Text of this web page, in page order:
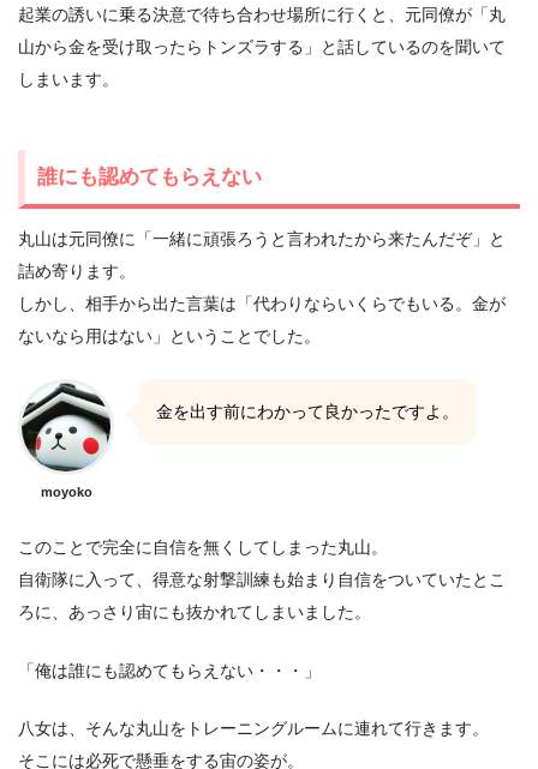
起業の誘いに乗る決意で待ち合わせ場所に行くと、元同僚が「丸
山から金を受け取ったらトンズラする」と話しているのを聞いて
しまいます。
誰にも認めてもらえない
丸山は元同僚に「一緒に頑張ろうと言われたから来たんだぞ」と
詰め寄ります。
しかし、相手から出た言葉は「代わりならいくらでもいる。金が
ないなら用はない」ということでした。
moyoko
金を出す前にわかって良かったですよ。
このことで完全に自信を無くしてしまった丸山。
自衛隊に入って、得意な射撃訓練も始まり自信をついていたとこ
ろに、あっさり宙にも抜かれてしまいました。
「俺は誰にも認めてもらえない・・・」
八女は、そんな丸山をトレーニングルームに連れて行きます。
そこには必死で懸垂をする宙の姿が。